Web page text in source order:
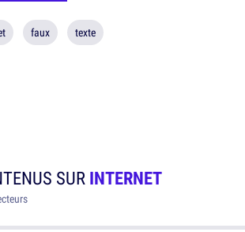
faux texte
SURINTERNET